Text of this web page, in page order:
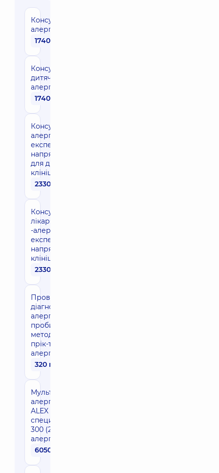
Консультація
алерголога
1740 грн
Консультація
дитячого
алерголога
1740 грн
Консультація
алерголога
експерта
напрямку
для дітей в
клініці
2330 грн
Консультація
лікаря
-алерголога
експерта
напрямку в
клініці
2330 грн
Проведення
діагностичної
алергічної
проби
методом
прік-тесту (1
алерген)
320 грн
Мультикомпонентна
алергодіагностика
ALEX 3 (Заг. IgE +
специфічний IgE до
300 (299+CCD)
алергенів)
6050 грн